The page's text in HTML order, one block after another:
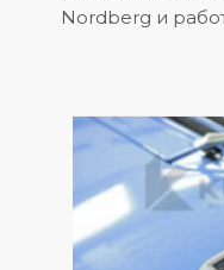
Nordberg и